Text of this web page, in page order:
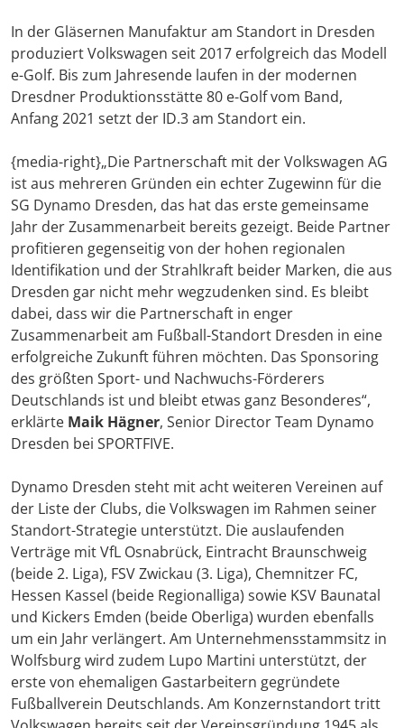
In der Gläsernen Manufaktur am Standort in Dresden
produziert Volkswagen seit 2017 erfolgreich das Modell
e-Golf. Bis zum Jahresende laufen in der modernen
Dresdner Produktionsstätte 80 e-Golf vom Band,
Anfang 2021 setzt der ID.3 am Standort ein.
{media-right}„Die Partnerschaft mit der Volkswagen AG
ist aus mehreren Gründen ein echter Zugewinn für die
SG Dynamo Dresden, das hat das erste gemeinsame
Jahr der Zusammenarbeit bereits gezeigt. Beide Partner
profitieren gegenseitig von der hohen regionalen
Identifikation und der Strahlkraft beider Marken, die aus
Dresden gar nicht mehr wegzudenken sind. Es bleibt
dabei, dass wir die Partnerschaft in enger
Zusammenarbeit am Fußball-Standort Dresden in eine
erfolgreiche Zukunft führen möchten. Das Sponsoring
des größten Sport- und Nachwuchs-Förderers
Deutschlands ist und bleibt etwas ganz Besonderes“,
erklärte Maik Hägner, Senior Director Team Dynamo
Dresden bei SPORTFIVE.
Dynamo Dresden steht mit acht weiteren Vereinen auf
der Liste der Clubs, die Volkswagen im Rahmen seiner
Standort-Strategie unterstützt. Die auslaufenden
Verträge mit VfL Osnabrück, Eintracht Braunschweig
(beide 2. Liga), FSV Zwickau (3. Liga), Chemnitzer FC,
Hessen Kassel (beide Regionalliga) sowie KSV Baunatal
und Kickers Emden (beide Oberliga) wurden ebenfalls
um ein Jahr verlängert. Am Unternehmensstammsitz in
Wolfsburg wird zudem Lupo Martini unterstützt, der
erste von ehemaligen Gastarbeitern gegründete
Fußballverein Deutschlands. Am Konzernstandort tritt